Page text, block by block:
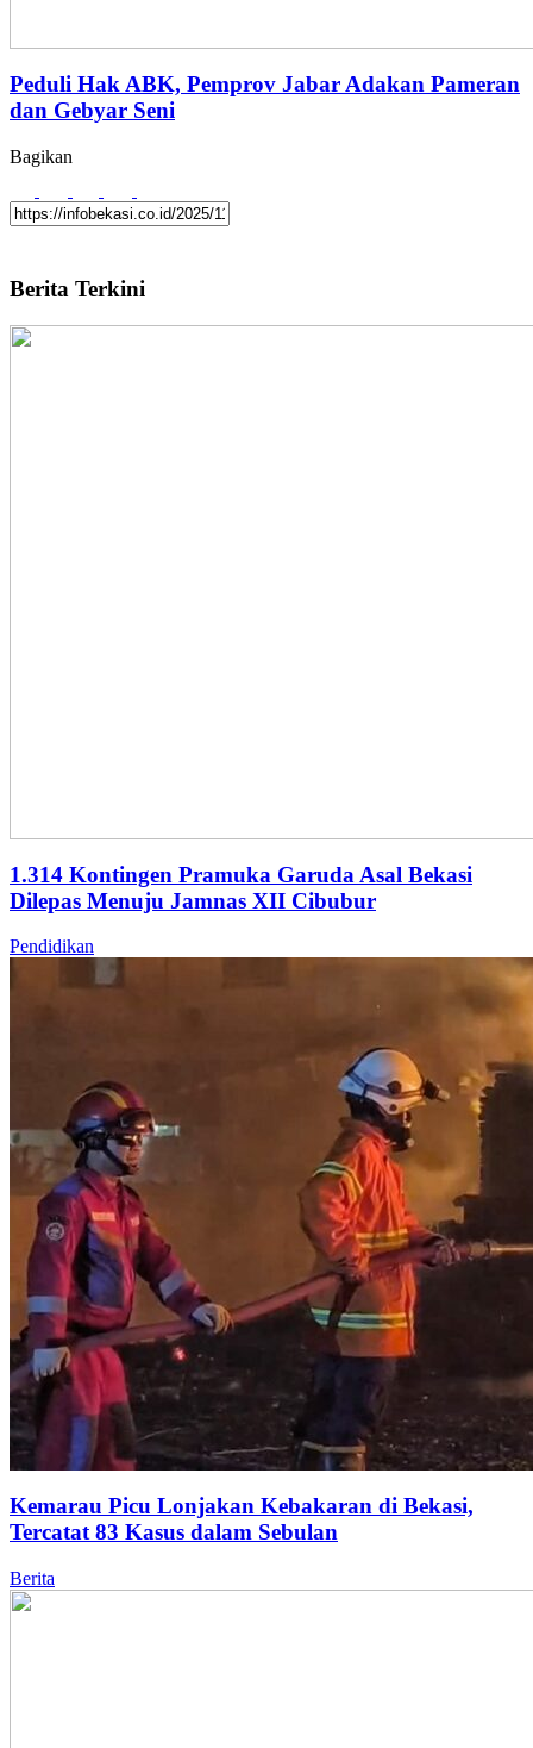
Peduli Hak ABK, Pemprov Jabar Adakan Pameran
dan Gebyar Seni
Bagikan
Berita Terkini
1.314 Kontingen Pramuka Garuda Asal Bekasi
Dilepas Menuju Jamnas XII Cibubur
Pendidikan
Kemarau Picu Lonjakan Kebakaran di Bekasi,
Tercatat 83 Kasus dalam Sebulan
Berita